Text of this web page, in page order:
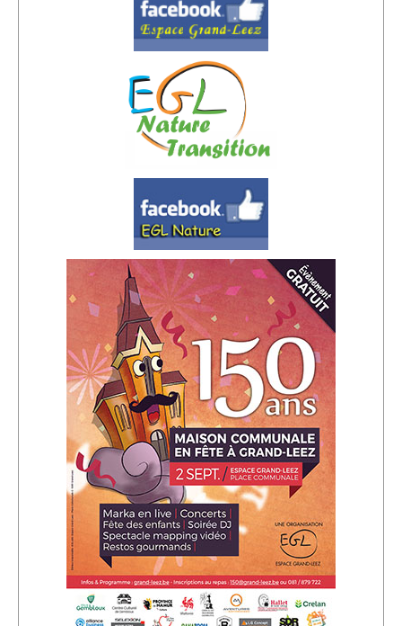
Reportages vidéos
Vidéos récentes
Vidéos archives
Inscrivez-vous à notre Lettre d'information